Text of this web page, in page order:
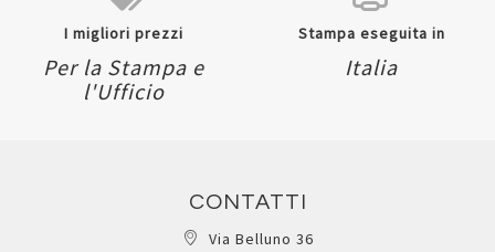
I migliori prezzi
Per la Stampa e
l'Ufficio
Stampa eseguita in
Italia
CONTATTI
Via Belluno 36